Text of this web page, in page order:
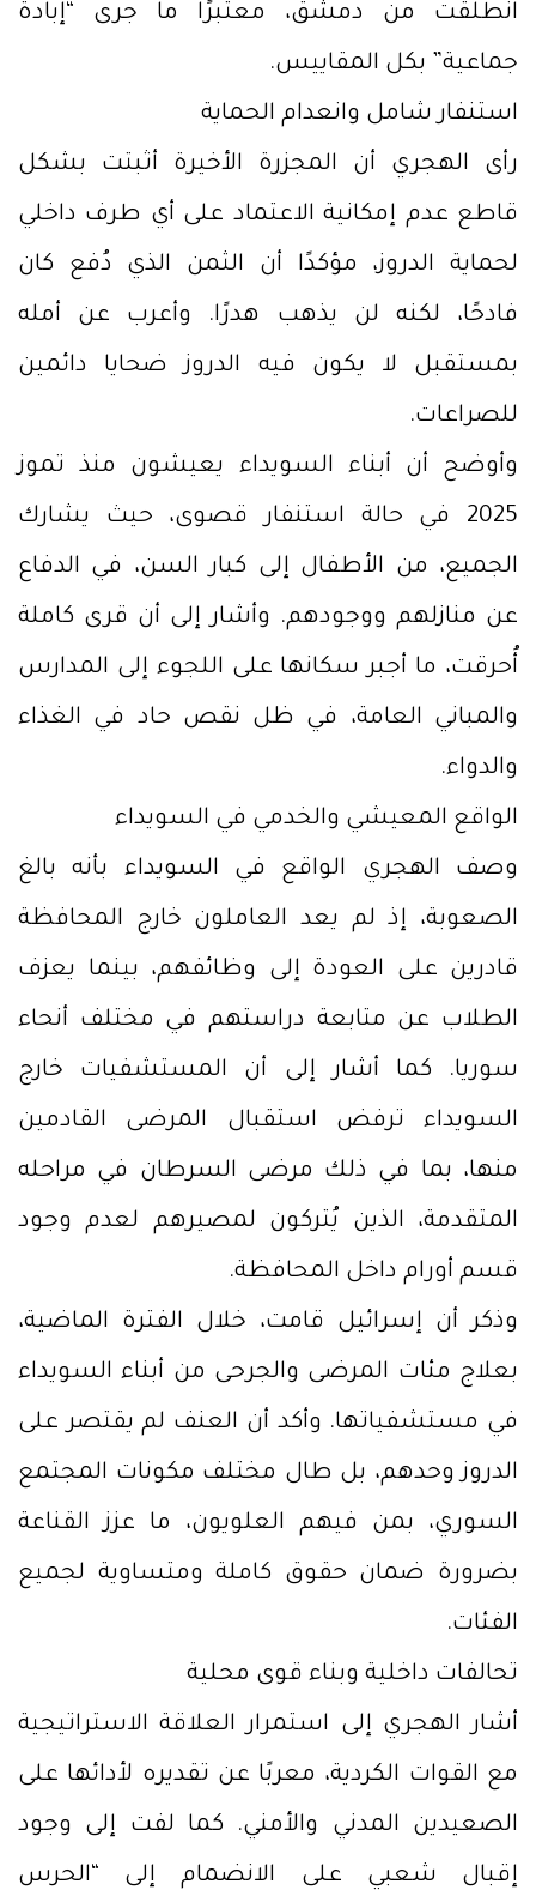
انطلقت من دمشق، معتبرًا ما جرى “إبادة
جماعية” بكل المقاييس.
استنفار شامل وانعدام الحماية
رأى الهجري أن المجزرة الأخيرة أثبتت بشكل
قاطع عدم إمكانية الاعتماد على أي طرف داخلي
لحماية الدروز، مؤكدًا أن الثمن الذي دُفع كان
فادحًا، لكنه لن يذهب هدرًا. وأعرب عن أمله
بمستقبل لا يكون فيه الدروز ضحايا دائمين
للصراعات.
وأوضح أن أبناء السويداء يعيشون منذ تموز
2025 في حالة استنفار قصوى، حيث يشارك
الجميع، من الأطفال إلى كبار السن، في الدفاع
عن منازلهم ووجودهم. وأشار إلى أن قرى كاملة
أُحرقت، ما أجبر سكانها على اللجوء إلى المدارس
والمباني العامة، في ظل نقص حاد في الغذاء
والدواء.
الواقع المعيشي والخدمي في السويداء
وصف الهجري الواقع في السويداء بأنه بالغ
الصعوبة، إذ لم يعد العاملون خارج المحافظة
قادرين على العودة إلى وظائفهم، بينما يعزف
الطلاب عن متابعة دراستهم في مختلف أنحاء
سوريا. كما أشار إلى أن المستشفيات خارج
السويداء ترفض استقبال المرضى القادمين
منها، بما في ذلك مرضى السرطان في مراحله
المتقدمة، الذين يُتركون لمصيرهم لعدم وجود
قسم أورام داخل المحافظة.
وذكر أن إسرائيل قامت، خلال الفترة الماضية،
بعلاج مئات المرضى والجرحى من أبناء السويداء
في مستشفياتها. وأكد أن العنف لم يقتصر على
الدروز وحدهم، بل طال مختلف مكونات المجتمع
السوري، بمن فيهم العلويون، ما عزز القناعة
بضرورة ضمان حقوق كاملة ومتساوية لجميع
الفئات.
تحالفات داخلية وبناء قوى محلية
أشار الهجري إلى استمرار العلاقة الاستراتيجية
مع القوات الكردية، معربًا عن تقديره لأدائها على
الصعيدين المدني والأمني. كما لفت إلى وجود
إقبال شعبي على الانضمام إلى “الحرس